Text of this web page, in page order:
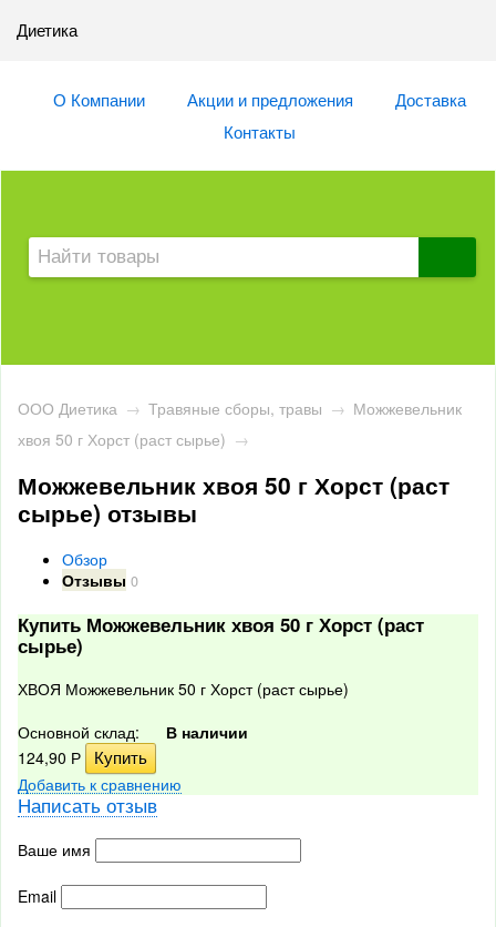
Диетика
О Компании Акции и предложения
Доставка
Контакты
ООО Диетика → Травяные сборы, травы → Можжевельник
хвоя 50 г Хорст (раст сырье) →
Можжевельник хвоя 50 г Хорст (раст
сырье) отзывы
Обзор
Отзывы 0
Купить Можжевельник хвоя 50 г Хорст (раст
сырье)
ХВОЯ Можжевельник 50 г Хорст (раст сырье)
Основной склад:
В наличии
124,90 Р
Добавить к сравнению
Написать отзыв
Ваше имя
Email